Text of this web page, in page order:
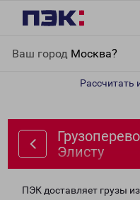
Ваш город Москва?
Рассчитать
Элисту
ПЭК доставляет грузы